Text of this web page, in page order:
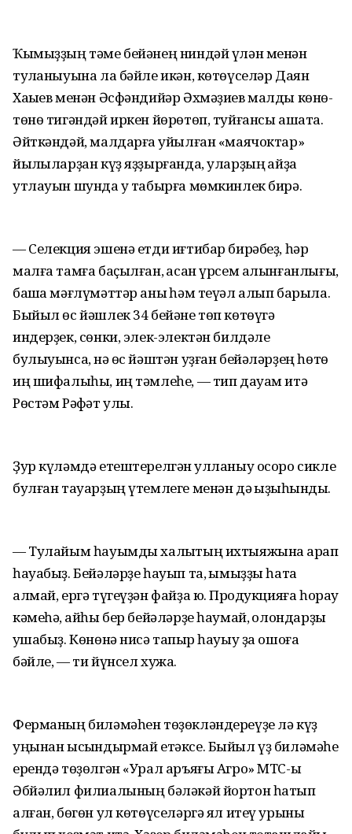
Ҡымыҙҙың тәме бейәнең ниндәй үлән менән
туҡланыуына ла бәйле икән, көтөүселәр Даян
Хаҡыев менән Әсфәндийәр Әхмәҙиев малды көнө-
төнө тигәндәй иркен йөрөтөп, туйғансы ашата.
Әйткәндәй, малдарға ҡуйылған «маячоктар»
йылҡыларҙан күҙ яҙҙырғанда, уларҙың ҡайҙа
утлауын шунда уҡ табырға мөмкинлек бирә.
— Селекция эшенә етди иғтибар бирәбеҙ, һәр
малға тамға баҫылған, ҡасан үрсем алынғанлығы,
башҡа мәғлүмәттәр аныҡ һәм теүәл алып барыла.
Быйыл өс йәшлек 34 бейәне төп көтөүгә
индерҙек, сөнки, элек-электән билдәле
булыуынса, нәҡ өс йәштән уҙған бейәләрҙең һөтө
иң шифалыһы, иң тәмлеһе, — тип дауам итә
Рөстәм Рәфҡәт улы.
Ҙур күләмдә етештерелгән ҡулланыу осоро сикле
булған тауарҙың үтемлеге менән дә ҡыҙыҡһындыҡ.
— Тулайым һауымды халыҡтың ихтыяжына ҡарап
һауабыҙ. Бейәләрҙе һауып та, ҡымыҙҙы һата
алмай, ергә түгеүҙән файҙа юҡ. Продукцияға һорау
кәмеһә, ҡайһы бер бейәләрҙе һаумай, ҡолондарҙы
ҡушабыҙ. Көнөнә нисә тапҡыр һауыу ҙа ошоға
бәйле, — ти йүнсел хужа.
Ферманың биләмәһен төҙөкләндереүҙе лә күҙ
уңынан ысҡындырмай етәксе. Быйыл үҙ биләмәһе
ерендә төҙөлгән «Урал аръяғы Агро» МТС-ы
Әбйәлил филиалының бәләкәй йортон һатып
алған, бөгөн ул көтөүселәргә ял итеү урыны